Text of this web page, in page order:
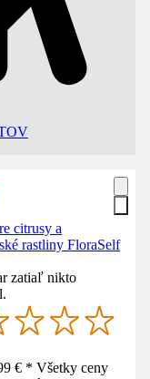
citrusy a
rastliny FloraSelf
zatiaľ nikto
€ * Všetky ceny